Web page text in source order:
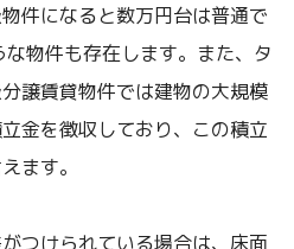
件になると数万円台は普通で
物件も存在します。また、タ
譲賃貸物件では建物の大規模
金を徴収しており、この積立
ます。
つけられている場合は、床面